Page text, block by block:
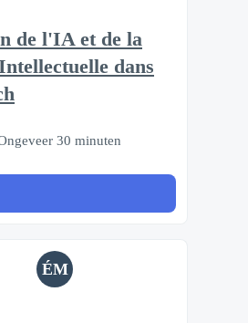
de l'IA et de la
dans
30 minuten
ÉM